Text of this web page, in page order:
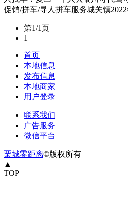
促销/拼车/寻人 拼车服务城关镇
第1/1页
1
首页
本地信息
发布信息
本地商家
用户登录
联系我们
广告服务
微信平台
栗城零距离©版权所有
▲
TOP